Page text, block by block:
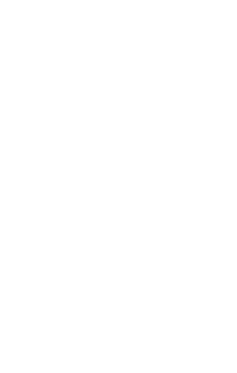
Así será la
Los cajistas
ante el Petro de
en el mismo
mientras que el
7:00 horas; el 3º y
el pabellón Sports